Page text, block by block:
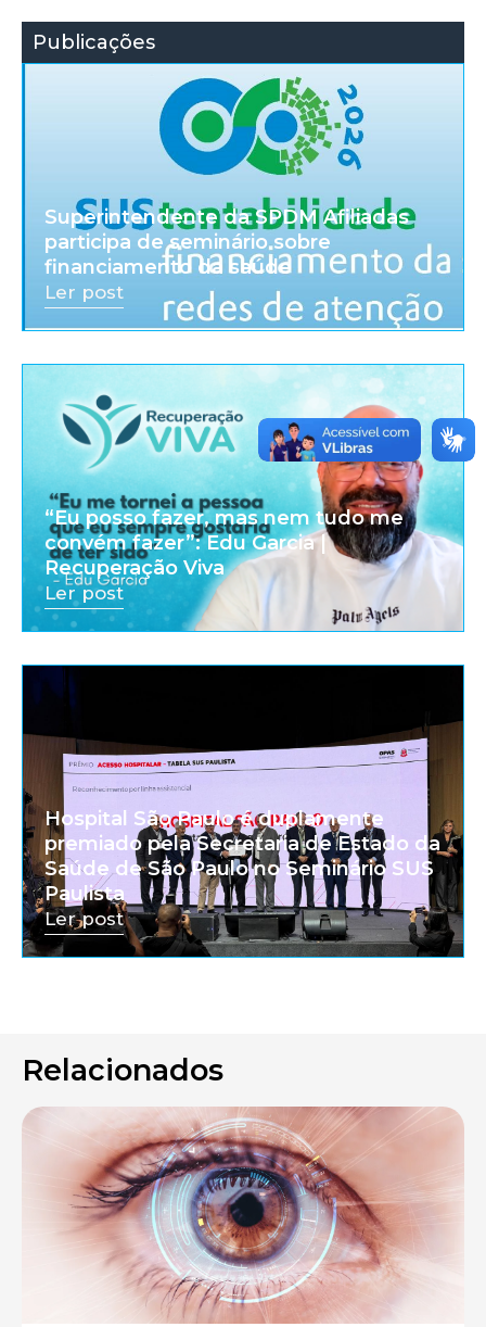
Publicações
Superintendente da SPDM Afiliadas
participa de seminário sobre
financiamento da saúde
Ler post
“Eu posso fazer, mas nem tudo me
convém fazer”: Edu Garcia |
Recuperação Viva
Ler post
Hospital São Paulo é duplamente
premiado pela Secretaria de Estado da
Saúde de São Paulo no Seminário SUS
Paulista
Ler post
Relacionados